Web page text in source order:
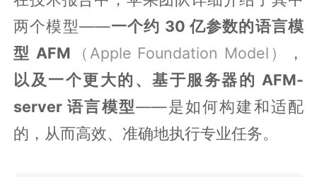
两个模型——一个约 30 亿参数的语言模
型 AFM （Apple Foundation Model）
，
以及一个更大的、基于服务器的 AFM-
server 语言模型——是如何构建和适配
的，从而高效、准确地执行专业任务。